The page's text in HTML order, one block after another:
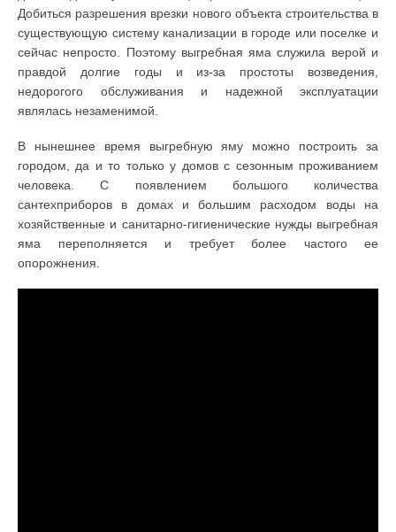
Добиться разрешения врезки нового объекта строительства в
существующую систему канализации в городе или поселке и
сейчас непросто. Поэтому выгребная яма служила верой и
правдой долгие годы и из-за простоты возведения,
недорогого обслуживания и надежной эксплуатации
являлась незаменимой.
В нынешнее время выгребную яму можно построить за
городом, да и то только у домов с сезонным проживанием
человека. С появлением большого количества
сантехприборов в домах и большим расходом воды на
хозяйственные и санитарно-гигиенические нужды выгребная
яма переполняется и требует более частого ее
опорожнения.